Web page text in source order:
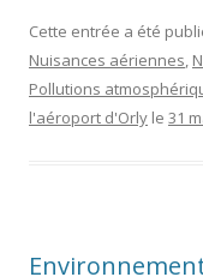
Cette entrée a été
Nuisances aériennes,
Pollutions
l'aéroport d'Orly le 31